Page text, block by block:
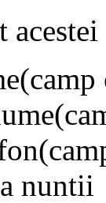
nuntii